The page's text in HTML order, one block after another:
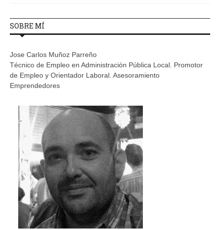
SOBRE MÍ
Jose Carlos Muñoz Parreño
Técnico de Empleo en Administración Pública Local. Promotor
de Empleo y Orientador Laboral. Asesoramiento
Emprendedores